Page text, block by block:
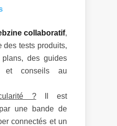
collaboratif,
des tests produits,
des guides
et conseils au
?Il est
une bande de
connectés et un